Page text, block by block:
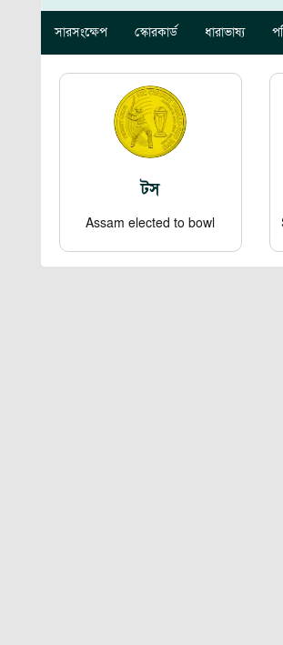
সারসংক্ষেপ স্কোরকার্ড ধারাভাষ্য
টস
Assam elected to bowl